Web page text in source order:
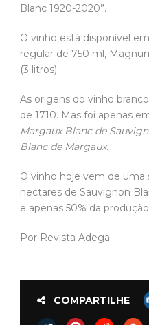
Blanc 1920-2020”.
O vinho está disponível
regular de 750 ml,
(3 litros).
As origens do vinho
de 1710. Mas foi apenas
Margaux Blanc de
Blanc de Margaux.
O vinho hoje vem de uma
hectares de Sauvignon
e apenas 50% da
Por Revista Adega
COMPARTILHE